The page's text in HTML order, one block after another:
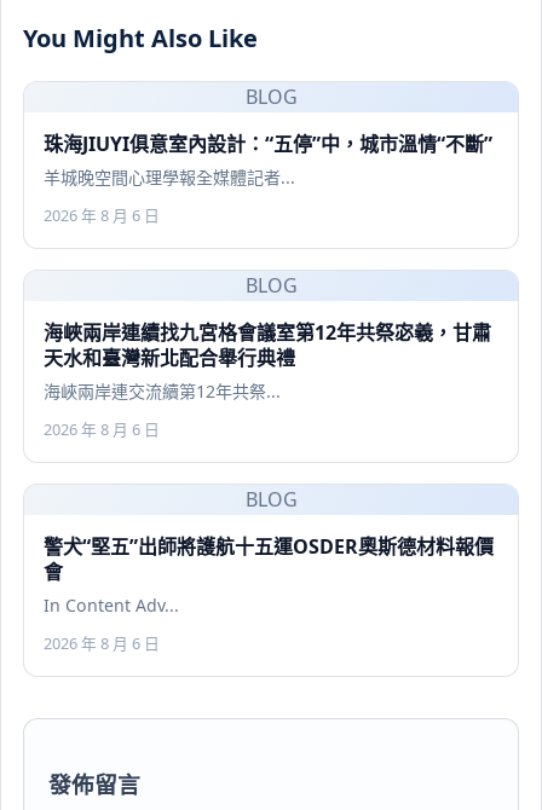
You Might Also Like
BLOG
珠海JIUYI俱意室內設計：“五停”中，城市溫情“不斷”
羊城晚空間心理學報全媒體記者...
2026 年 8 月 6 日
BLOG
海峽兩岸連續找九宮格會議室第12年共祭宓羲，甘肅
天水和臺灣新北配合舉行典禮
海峽兩岸連交流續第12年共祭...
2026 年 8 月 6 日
BLOG
警犬“堅五”出師將護航十五運OSDER奧斯德材料報價
會
In Content Adv...
2026 年 8 月 6 日
發佈留言